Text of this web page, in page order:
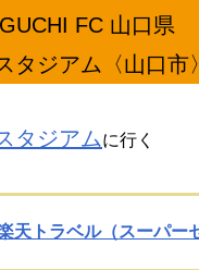
FC 山口県
タジアム〈山口市〉
タジアムに行く
天トラベル（スーパー